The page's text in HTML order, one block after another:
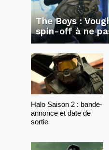
The Boys :
spin-off à ne
Halo Saison 2 : bande-
annonce et date de
sortie